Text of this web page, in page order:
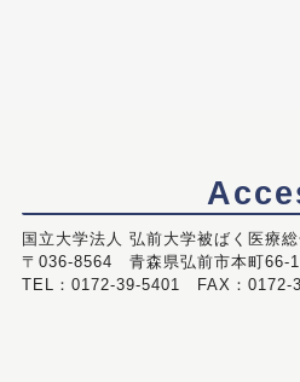
国立大学法人 弘前大学被ばく医療
〒036-8564 青森県弘前市本町66-1
TEL：0172-39-5401 FAX：0172-